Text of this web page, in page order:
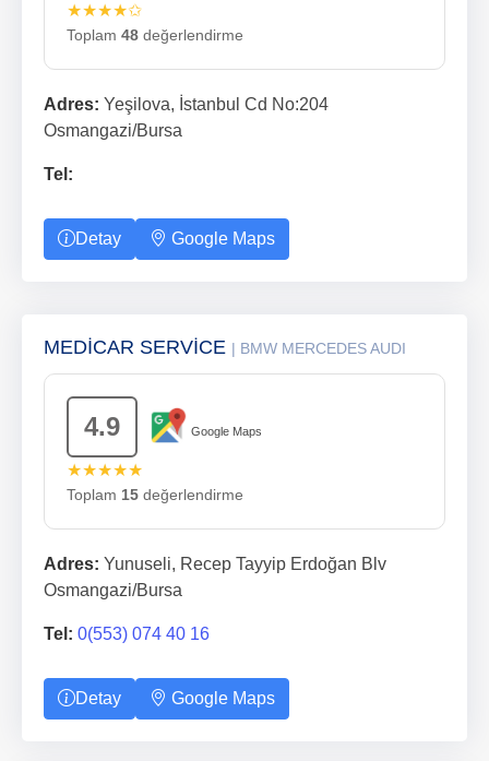
★★★★✩
Toplam 48 değerlendirme
Adres: Yeşilova, İstanbul Cd No:204
Osmangazi/Bursa
Tel:
Detay Google Maps
MEDİCAR SERVİCE | BMW MERCEDES AUDI
4.9 Google Maps
★★★★★
Toplam 15 değerlendirme
Adres: Yunuseli, Recep Tayyip Erdoğan Blv
Osmangazi/Bursa
Tel: 0(553) 074 40 16
Detay Google Maps